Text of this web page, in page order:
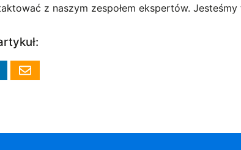
z naszym zespołem ekspertów.